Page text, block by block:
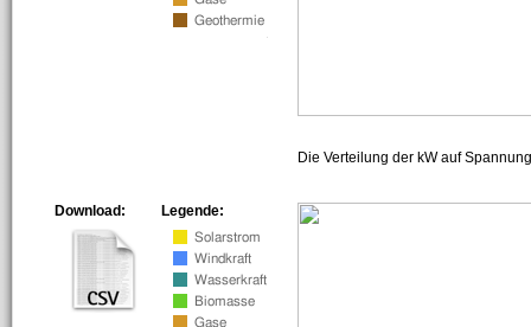
Die Verteilung der kW auf
Legende:
Download: